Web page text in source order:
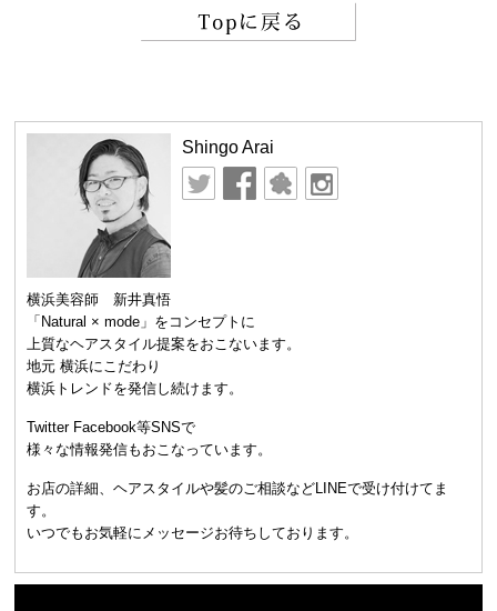
Shingo Arai
横浜美容師 新井真悟
「Natural × mode」をコンセプトに
上質なヘアスタイル提案をおこないます。
地元 横浜にこだわり
横浜トレンドを発信し続けます。
Twitter Facebook等SNSで
様々な情報発信もおこなっています。
お店の詳細、ヘアスタイルや髪のご相談などLINEで受け付けてま
す。
いつでもお気軽にメッセージお待ちしております。